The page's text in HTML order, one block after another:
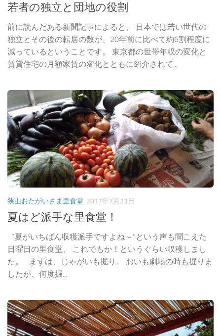
若者の独立と団地の役割
前に読んだある新聞記事によると、 日本では若い世代の
独立とその後の転居の数が、20年前に比べて約6割程度に
減っているということです。 東京都の世帯年収の変化と
賃貸住宅の月額家賃の変化とともに紹介されて...
狭山おたがいさま里食堂 2017年7月23日
夏はど派手な里食堂！
”夏がいちばん収穫派手ですよね～”という声も聞こえた
日曜日の里食堂、 これでもか！というぐらい収穫しまし
た。 まずは、じゃがいも掘り。 おいも劇場の時も掘りま
したが、何度掘...